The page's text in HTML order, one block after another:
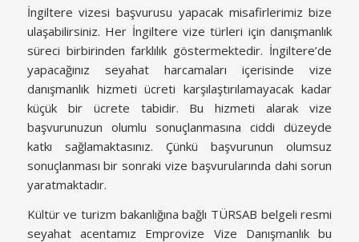
İngiltere vizesi başvurusu yapacak misafirlerimiz bize
ulaşabilirsiniz. Her İngiltere vize türleri için danışmanlık
süreci birbirinden farklılık göstermektedir. İngiltere’de
yapacağınız seyahat harcamaları içerisinde vize
danışmanlık hizmeti ücreti karşılaştırılamayacak kadar
küçük bir ücrete tabidir. Bu hizmeti alarak vize
başvurunuzun olumlu sonuçlanmasına ciddi düzeyde
katkı sağlamaktasınız. Çünkü başvurunun olumsuz
sonuçlanması bir sonraki vize başvurularında dahi sorun
yaratmaktadır.
Kültür ve turizm bakanlığına bağlı TÜRSAB belgeli resmi
seyahat acentamız Emprovize Vize Danışmanlık bu